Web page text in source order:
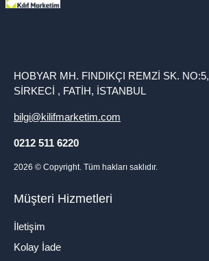
HOBYAR MH. FINDIKÇI REMZİ SK.
SİRKECİ , FATİH, İSTANBUL
bilgi@kilifmarketim.com
0212 511 6220
2026 © Copyright. Tüm hakları saklıdır.
Müşteri Hizmetleri
İletişim
Kolay İade